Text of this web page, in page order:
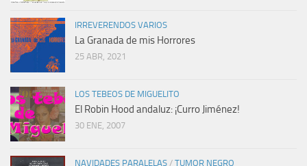
IRREVERENDOS VARIOS
La Granada de mis Horrores
25 ABR, 2021
LOS TEBEOS DE MIGUELITO
El Robin Hood andaluz: ¡Curro Jiménez!
30 ENE, 2007
NAVIDADES PARALELAS / TUMOR NEGRO